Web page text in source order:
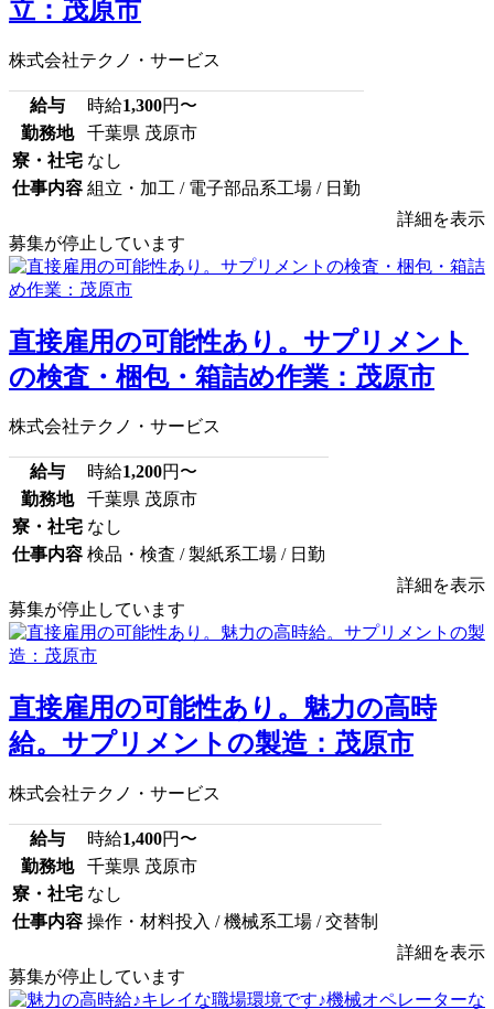
立：茂原市
株式会社テクノ・サービス
給与 時給1,300円〜
勤務地
千葉県 茂原市
寮・社宅 なし
仕事内容 組立・加工 / 電子部品系工場 / 日勤
詳細を表示
募集が停止しています
直接雇用の可能性あり。サプリメント
の検査・梱包・箱詰め作業：茂原市
株式会社テクノ・サービス
給与 時給1,200円〜
勤務地
千葉県 茂原市
寮・社宅 なし
仕事内容 検品・検査 / 製紙系工場 / 日勤
詳細を表示
募集が停止しています
直接雇用の可能性あり。魅力の高時
給。サプリメントの製造：茂原市
株式会社テクノ・サービス
給与 時給1,400円〜
勤務地
千葉県 茂原市
寮・社宅 なし
仕事内容 操作・材料投入 / 機械系工場 / 交替制
詳細を表示
募集が停止しています